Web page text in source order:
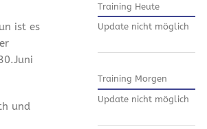
ist es
und
Training Heute
Update nicht möglich
Training Morgen
Update nicht möglich